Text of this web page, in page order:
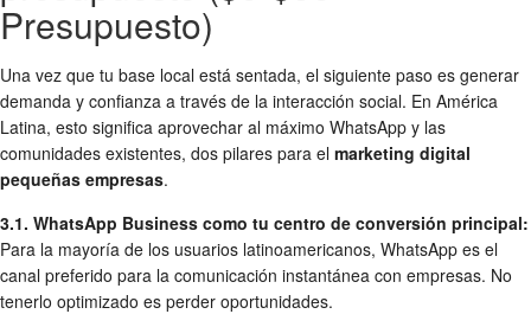
Presupuesto)
Una vez que tu base local está sentada, el siguiente paso es generar
demanda y confianza a través de la interacción social. En América
Latina, esto significa aprovechar al máximo WhatsApp y las
comunidades existentes, dos pilares para el marketing digital
pequeñas empresas.
3.1. WhatsApp Business como tu centro de conversión principal:
Para la mayoría de los usuarios latinoamericanos, WhatsApp es el
canal preferido para la comunicación instantánea con empresas. No
tenerlo optimizado es perder oportunidades.